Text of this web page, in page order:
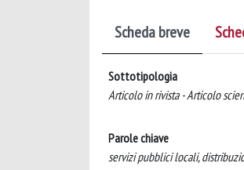
Scheda breve
Sottotipologia
Articolo in rivista - Articolo
Parole chiave
servizi pubblici locali,